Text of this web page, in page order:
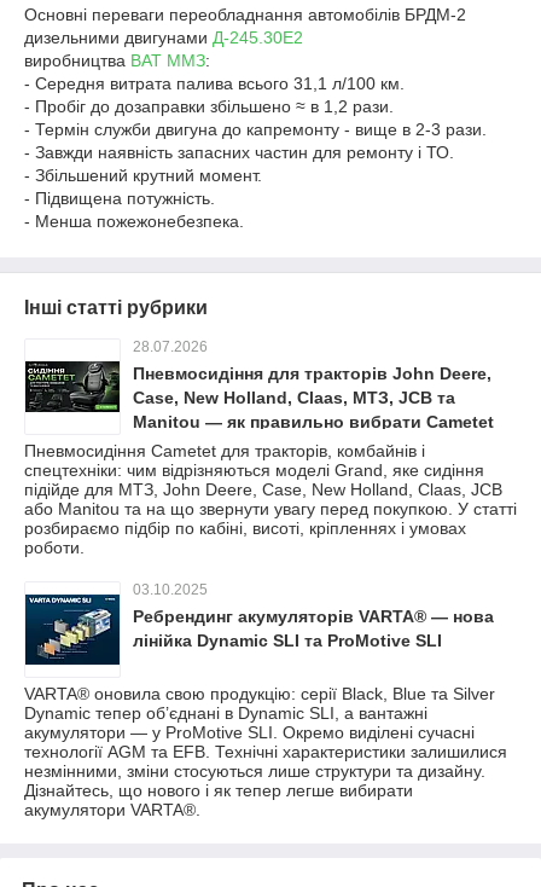
Основні переваги переобладнання автомобілів БРДМ-2
дизельними двигунами Д-245.30Е2
виробництва ВАТ ММЗ:
- Середня витрата палива всього 31,1 л/100 км.
- Пробіг до дозаправки збільшено ≈ в 1,2 рази.
- Термін служби двигуна до капремонту - вище в 2-3 рази.
- Завжди наявність запасних частин для ремонту і ТО.
- Збільшений крутний момент.
- Підвищена потужність.
- Менша пожежонебезпека.
Інші статті рубрики
28.07.2026
Пневмосидіння для тракторів John Deere,
Case, New Holland, Claas, МТЗ, JCB та
Manitou — як правильно вибрати Cametet
Пневмосидіння Cametet для тракторів, комбайнів і
спецтехніки: чим відрізняються моделі Grand, яке сидіння
підійде для МТЗ, John Deere, Case, New Holland, Claas, JCB
або Manitou та на що звернути увагу перед покупкою. У статті
розбираємо підбір по кабіні, висоті, кріпленнях і умовах
роботи.
03.10.2025
Ребрендинг акумуляторів VARTA® — нова
лінійка Dynamic SLI та ProMotive SLI
VARTA® оновила свою продукцію: серії Black, Blue та Silver
Dynamic тепер об’єднані в Dynamic SLI, а вантажні
акумулятори — у ProMotive SLI. Окремо виділені сучасні
технології AGM та EFB. Технічні характеристики залишилися
незмінними, зміни стосуються лише структури та дизайну.
Дізнайтесь, що нового і як тепер легше вибирати
акумулятори VARTA®.